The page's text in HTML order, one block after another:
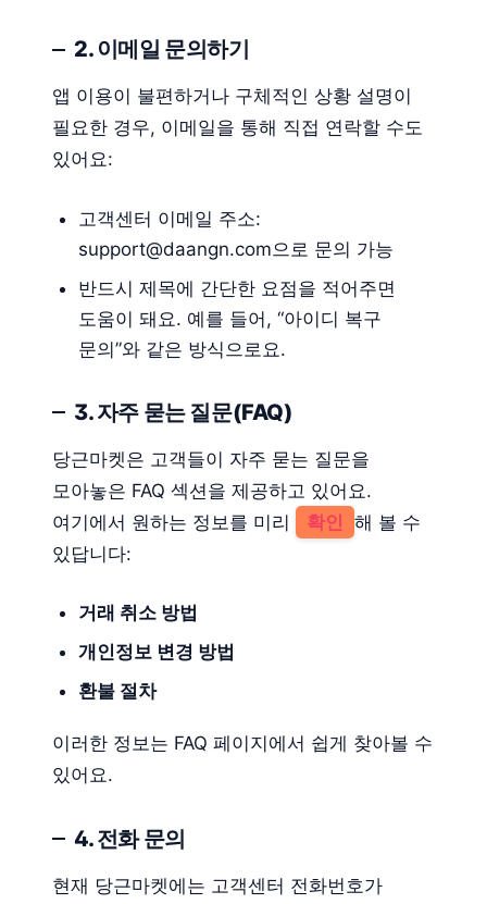
2. 이메일 문의하기
앱 이용이 불편하거나 구체적인 상황 설명이
필요한 경우, 이메일을 통해 직접 연락할 수도
있어요:
고객센터 이메일 주소:
support@daangn.com으로 문의 가능
반드시 제목에 간단한 요점을 적어주면
도움이 돼요. 예를 들어, “아이디 복구
문의”와 같은 방식으로요.
3. 자주 묻는 질문(FAQ)
당근마켓은 고객들이 자주 묻는 질문을
모아놓은 FAQ 섹션을 제공하고 있어요.
여기에서 원하는 정보를 미리
확인 해 볼 수
있답니다:
거래 취소 방법
개인정보 변경 방법
환불 절차
이러한 정보는 FAQ 페이지에서 쉽게 찾아볼 수
있어요.
4. 전화 문의
현재 당근마켓에는 고객센터 전화번호가